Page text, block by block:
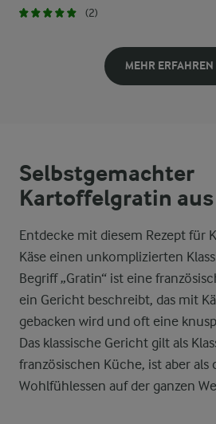
(2)
MEHR ERFAHREN
Selbstgemachter
Kartoffelgratin aus
Entdecke mit diesem Rezept für
Käse einen unkomplizierten
Begriff „Gratin“ ist eine
ein Gericht beschreibt, das mit
gebacken wird und oft eine
Das klassische Gericht gilt als
französischen Küche, ist aber als
Wohlfühlessen auf der ganzen